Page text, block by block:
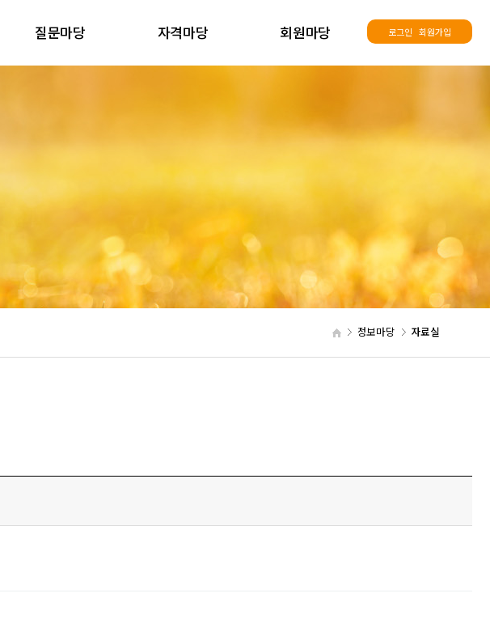
질문마당 자격마당 회원마당 로그인 회원가입
정보마당 자료실